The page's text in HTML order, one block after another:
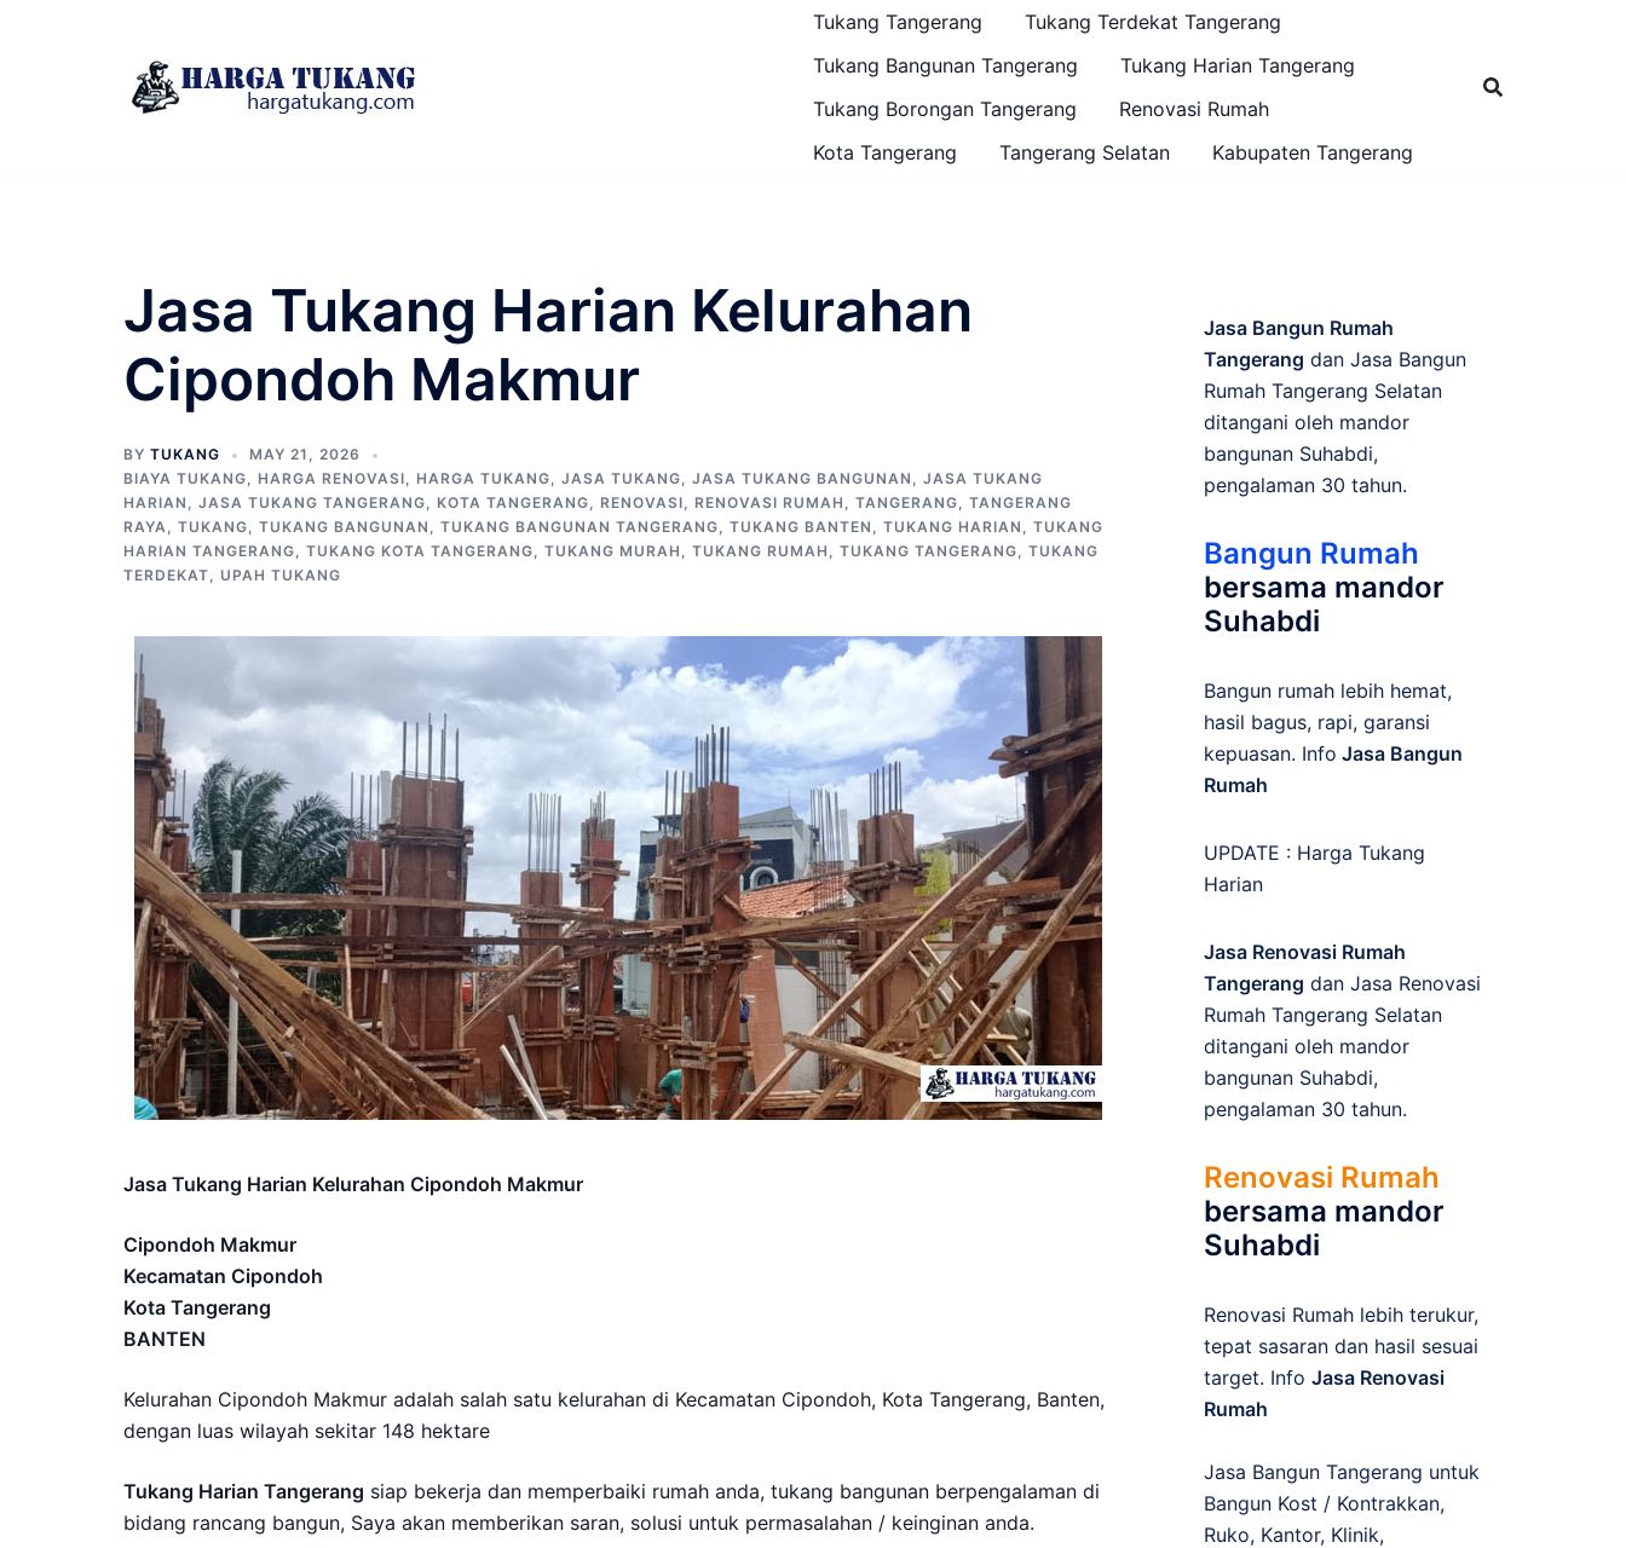
Tukang Tangerang
Tukang Terdekat Tangerang
Tukang Bangunan Tangerang
Tukang Harian Tangerang
Tukang Borongan Tangerang
Renovasi Rumah
Kota Tangerang
Tangerang Selatan Kabupaten Tangerang
Jasa Tukang Harian Kelurahan
Cipondoh Makmur
BY TUKANG
MAY 21, 2026
BIAYA TUKANG, HARGA RENOVASI, HARGA TUKANG, JASA TUKANG, JASA TUKANG BANGUNAN , JASA TUKANG
HARIAN , JASA TUKANG TANGERANG, KOTA TANGERANG, RENOVASI, RENOVASI RUMAH , TANGERANG, TANGERANG
RAYA, TUKANG, TUKANG BANGUNAN , TUKANG BANGUNAN TANGERANG, TUKANG BANTEN , TUKANG HARIAN , TUKANG
HARIAN TANGERANG, TUKANG KOTA TANGERANG, TUKANG MURAH , TUKANG RUMAH , TUKANG TANGERANG, TUKANG
TERDEKAT, UPAH TUKANG
Jasa Tukang Harian Kelurahan Cipondoh Makmur
Cipondoh Makmur
Kecamatan Cipondoh
Kota Tangerang
BANTEN
Kelurahan Cipondoh Makmur adalah salah satu kelurahan di Kecamatan Cipondoh, Kota Tangerang, Banten,
dengan luas wilayah sekitar 148 hektare
Tukang Harian Tangerang siap bekerja dan memperbaiki rumah anda, tukang bangunan berpengalaman di
bidang rancang bangun, Saya akan memberikan saran, solusi untuk permasalahan / keinginan anda.
Jasa Bangun Rumah
Tangerang dan Jasa Bangun
Rumah Tangerang Selatan
ditangani oleh mandor
bangunan Suhabdi,
pengalaman 30 tahun.
Bangun Rumah
bersama mandor
Suhabdi
Bangun rumah lebih hemat,
hasil bagus, rapi, garansi
kepuasan. Info Jasa Bangun
Rumah
UPDATE : Harga Tukang
Harian
Jasa Renovasi Rumah
Tangerang dan Jasa Renovasi
Rumah Tangerang Selatan
ditangani oleh mandor
bangunan Suhabdi,
pengalaman 30 tahun.
Renovasi Rumah
bersama mandor
Suhabdi
Renovasi Rumah lebih terukur,
tepat sasaran dan hasil sesuai
target. Info Jasa Renovasi
Rumah
Jasa Bangun Tangerang untuk
Bangun Kost / Kontrakkan,
Ruko, Kantor, Klinik,